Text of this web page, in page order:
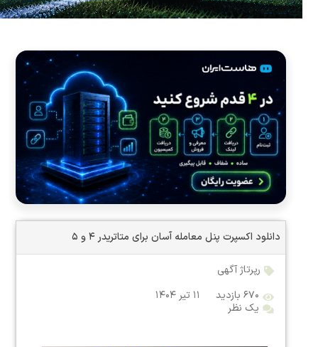
دانلود اکسپرت پنل معامله آسان برای متاتریدر ۴ و ۵
رپرتاژ آگهی
۶۷۰ بازدید
۱۱ تیر ۱۴۰۴
یک نظر